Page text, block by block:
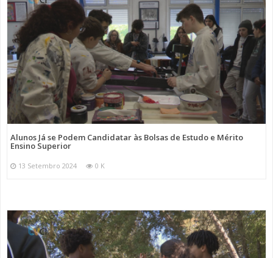
Alunos Já se Podem Candidatar às Bolsas de Estudo e Mérito
Ensino Superior
13 Setembro 2024 0 K